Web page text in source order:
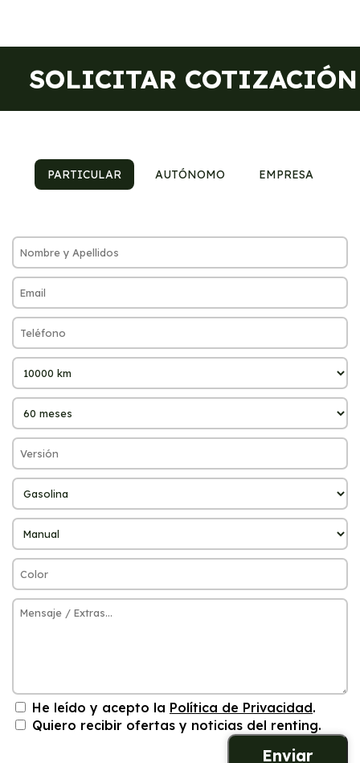
SOLICITAR COTIZACIÓN
PARTICULAR AUTÓNOMO EMPRESA
He leído y acepto la Política de Privacidad.
Quiero recibir ofertas y noticias del renting.